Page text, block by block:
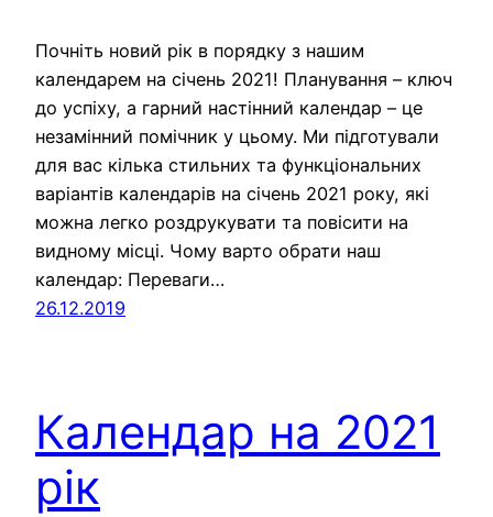
Почніть новий рік в порядку з нашим
календарем на січень 2021! Планування – ключ
до успіху, а гарний настінний календар – це
незамінний помічник у цьому. Ми підготували
для вас кілька стильних та функціональних
варіантів календарів на січень 2021 року, які
можна легко роздрукувати та повісити на
видному місці. Чому варто обрати наш
календар: Переваги…
26.12.2019
Календар на 2021
рік